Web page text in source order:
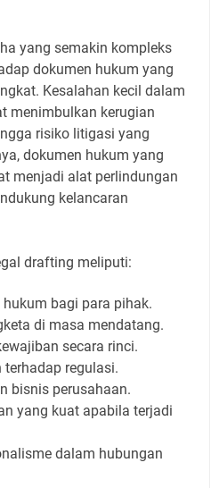
yang semakin kompleks
dokumen hukum yang
Kesalahan kecil dalam
menimbulkan kerugian
risiko litigasi yang
dokumen hukum yang
menjadi alat perlindungan
kelancaran
drafting meliputi:
bagi para pihak.
di masa mendatang.
secara rinci.
regulasi.
bisnis perusahaan.
yang kuat apabila terjadi
dalam hubungan